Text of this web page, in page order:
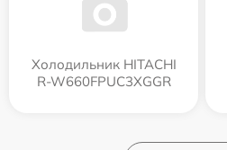
Холодильник HITACHI
R-W660FPUC3XGGR